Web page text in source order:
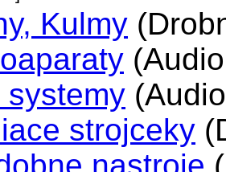
Kulmy
systemy
strojceky